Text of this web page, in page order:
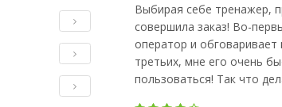
Выбирая себе тренажер,
совершила заказ! Во-
оператор и
третьих, мне его очень
пользоваться! Так что